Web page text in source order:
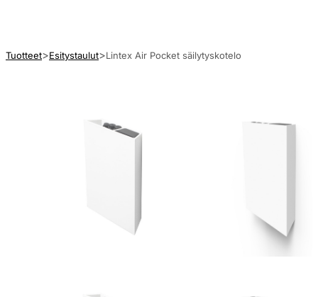
Tuotteet Esitystaulut Lintex Air Pocket säilytyskotelo